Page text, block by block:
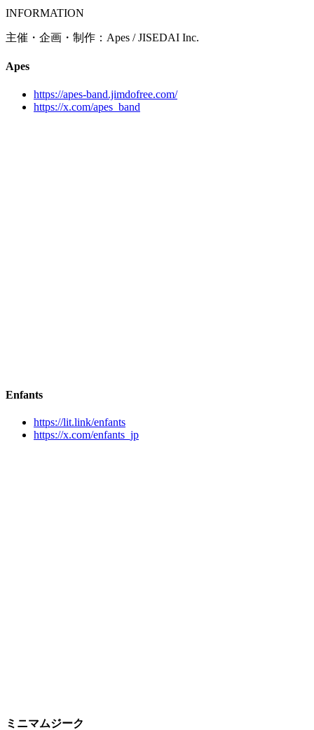
INFORMATION
主催・企画・制作：Apes / JISEDAI Inc.
Apes
https://apes-band.jimdofree.com/
https://x.com/apes_band
Enfants
https://lit.link/enfants
https://x.com/enfants_jp
ミニマムジーク